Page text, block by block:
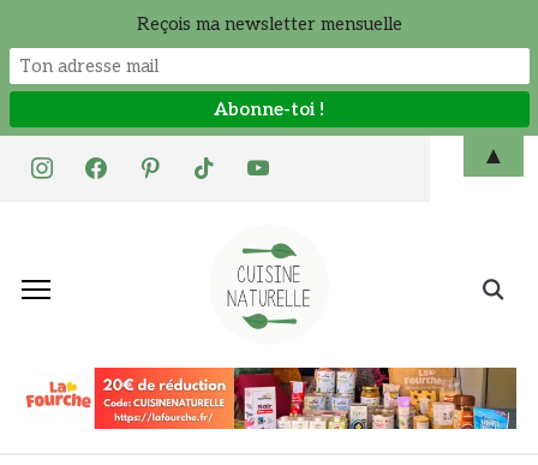
instagramfacebookpinteresttiktok youtube
Search
Reçois ma newsletter mensuelle
▲